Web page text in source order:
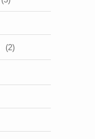
(2)